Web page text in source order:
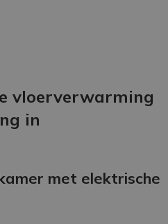
vloerverwarming
in
met elektrische